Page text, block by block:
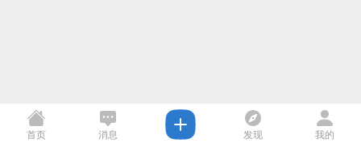
首页 消息 发现 我的